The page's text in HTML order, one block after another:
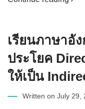
เรียนภาษาอั
ประโยค
ให้เป็น
Written on July 29,